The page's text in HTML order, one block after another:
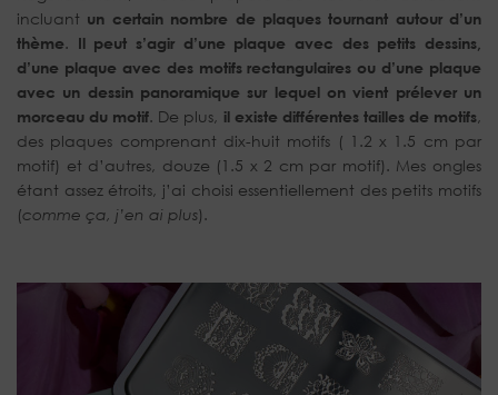
incluant un certain nombre de plaques tournant autour d’un
thème. Il peut s’agir d’une plaque avec des petits dessins,
d’une plaque avec des motifs rectangulaires ou d’une plaque
avec un dessin panoramique sur lequel on vient prélever un
morceau du motif. De plus, il existe différentes tailles de motifs,
des plaques comprenant dix-huit motifs ( 1.2 x 1.5 cm par
motif) et d’autres, douze (1.5 x 2 cm par motif). Mes ongles
étant assez étroits, j’ai choisi essentiellement des petits motifs
(comme ça, j’en ai plus).